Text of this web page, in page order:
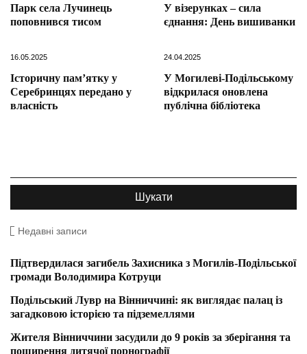
Парк села Лучинець
поповнився тисом
У візерунках – сила
єднання: День вишиванки
16.05.2025
Історичну пам’ятку у
Серебринцях передано у
власність
24.04.2025
У Могилеві-Подільському
відкрилася оновлена
публічна бібліотека
Недавні записи
Підтвердилася загибель Захисника з Могилів-Подільської
громади Володимира Котруци
Подільський Лувр на Вінниччині: як виглядає палац із
загадковою історією та підземеллями
Жителя Вінниччини засудили до 9 років за зберігання та
поширення дитячої порнографії